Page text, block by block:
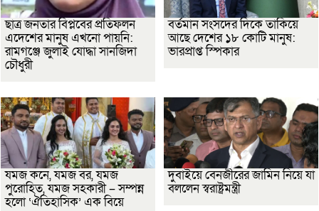
ছাত্র জনতার বিপ্লবের প্রতিফলন
এদেশের মানুষ এখনো পায়নি:
রামগঞ্জে জুলাই যোদ্ধা সানজিদা
চৌধুরী
বর্তমান সংসদের দিকে তাকিয়ে
আছে দেশের ১৮ কোটি মানুষ:
ভারপ্রাপ্ত স্পিকার
যমজ কনে, যমজ বর, যমজ
পুরোহিত, যমজ সহকারী – সম্পন্ন
হলো ‘ঐতিহাসিক’ এক বিয়ে
দুবাইয়ে বেনজীরের জামিন নিয়ে যা
বললেন স্বরাষ্ট্রমন্ত্রী